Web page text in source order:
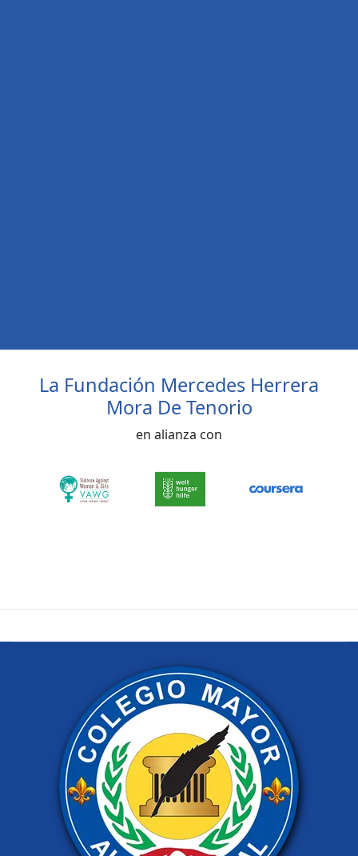
La Fundación Mercedes Herrera
Mora De Tenorio
en alianza con